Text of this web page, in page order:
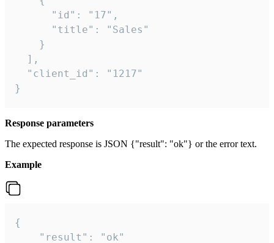
      "id": "17",
      "title": "Sales"
    }
  ],
  "client_id": "1217"
}
Response parameters
The expected response is JSON {"result": "ok"} or the error text.
Example
{
    "result": "ok"